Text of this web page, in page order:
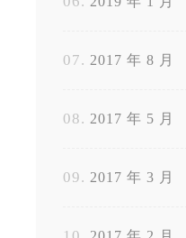
2017 年 8 月
2017 年 5 月
2017 年 3 月